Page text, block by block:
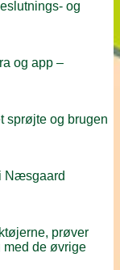
og
og app –
sprøjte og brugen
Næsgaard
prøver
med de øvrige